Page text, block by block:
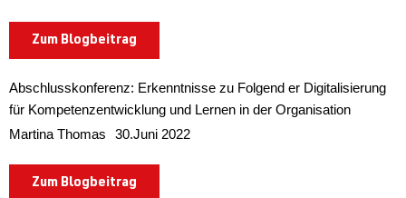
Zum Blogbeitrag
Abschlusskonferenz: Erkenntnisse zu Folgend er Digitalisierung
für Kompetenzentwicklung und Lernen in der Organisation
Martina Thomas
30.Juni 2022
Zum Blogbeitrag